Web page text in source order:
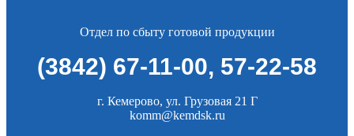
Отдел по сбыту готовой продукции
(3842) 67-11-00, 57-22-58
г. Кемерово, ул. Грузовая 21 Г
komm@kemdsk.ru